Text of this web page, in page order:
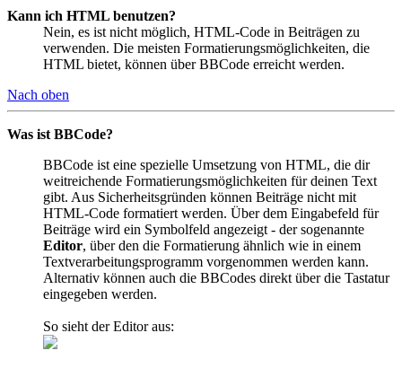
Kann ich HTML benutzen?
Nein, es ist nicht möglich, HTML-Code in Beiträgen zu
verwenden. Die meisten Formatierungsmöglichkeiten, die
HTML bietet, können über BBCode erreicht werden.
Nach oben
Was ist BBCode?
BBCode ist eine spezielle Umsetzung von HTML, die dir
weitreichende Formatierungsmöglichkeiten für deinen Text
gibt. Aus Sicherheitsgründen können Beiträge nicht mit
HTML-Code formatiert werden. Über dem Eingabefeld für
Beiträge wird ein Symbolfeld angezeigt - der sogenannte
Editor, über den die Formatierung ähnlich wie in einem
Textverarbeitungsprogramm vorgenommen werden kann.
Alternativ können auch die BBCodes direkt über die Tastatur
eingegeben werden.
So sieht der Editor aus: